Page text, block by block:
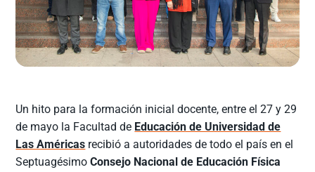
Un hito para la formación inicial docente, entre el 27 y 29
de mayo la Facultad de Educación de Universidad de
Las Américas recibió a autoridades de todo el país en el
SeptuagésimoConsejo Nacional de Educación Física